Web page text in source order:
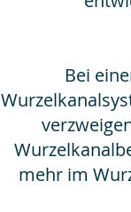
Bei
mehr im